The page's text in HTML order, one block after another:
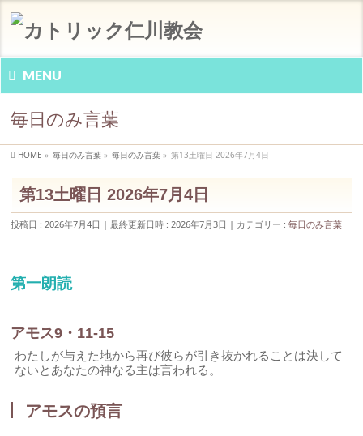
MENU
毎日のみ言葉
HOME » 毎日のみ言葉 » 毎日のみ言葉 » 第13土曜日 2026年7月4日
第13土曜日 2026年7月4日
投稿日 : 2026年7月4日 最終更新日時 : 2026年7月3日 カテゴリー :毎日のみ言葉
第一朗読
アモス9・11-15
わたしが与えた地から再び彼らが引き抜かれることは決して
ないとあなたの神なる主は言われる。
アモスの預言